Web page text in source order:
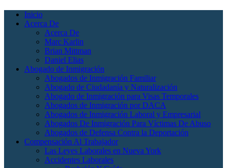
Inicio
Acerca De
Acerca De
Marc Karlin
Brian Mittman
Daniel Elias
Abogado de Inmigración
Abogados de Inmigración Familiar
Abogado de Ciudadanía y Naturalización
Abogado de Inmigración para Visas Temporales
Abogados de Inmigración por DACA
Abogados de Inmigración Laboral y Empresarial
Abogados De Inmigración Para Víctimas De Abuso
Abogados de Defensa Contra la Deportación
Compensación Al Trabajador
Las Leyes Laborales en Nueva York
Accidentes Laborales